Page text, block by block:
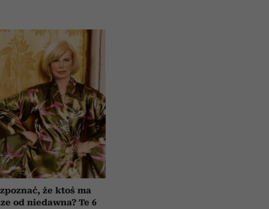
że ktoś ma
od niedawna? Te 6